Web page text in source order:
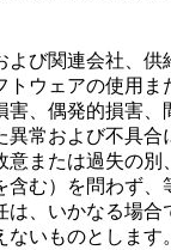
び関連会社、
ウェアの使用
、偶発的損害
常および不具
または過失の
む）を問わず
、いかなる場
ないものとします